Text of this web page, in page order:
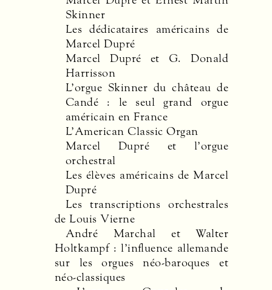
Skinner
Les dédicataires américains de
Marcel Dupré
Marcel Dupré et G. Donald
Harrisson
L’orgue Skinner du château de
Candé : le seul grand orgue
américain en France
L’American Classic Organ
Marcel Dupré et l’orgue
orchestral
Les élèves américains de Marcel
Dupré
Les transcriptions orchestrales
de Louis Vierne
André Marchal et Walter
Holtkampf : l’influence allemande
sur les orgues néo-baroques et
néo-classiques